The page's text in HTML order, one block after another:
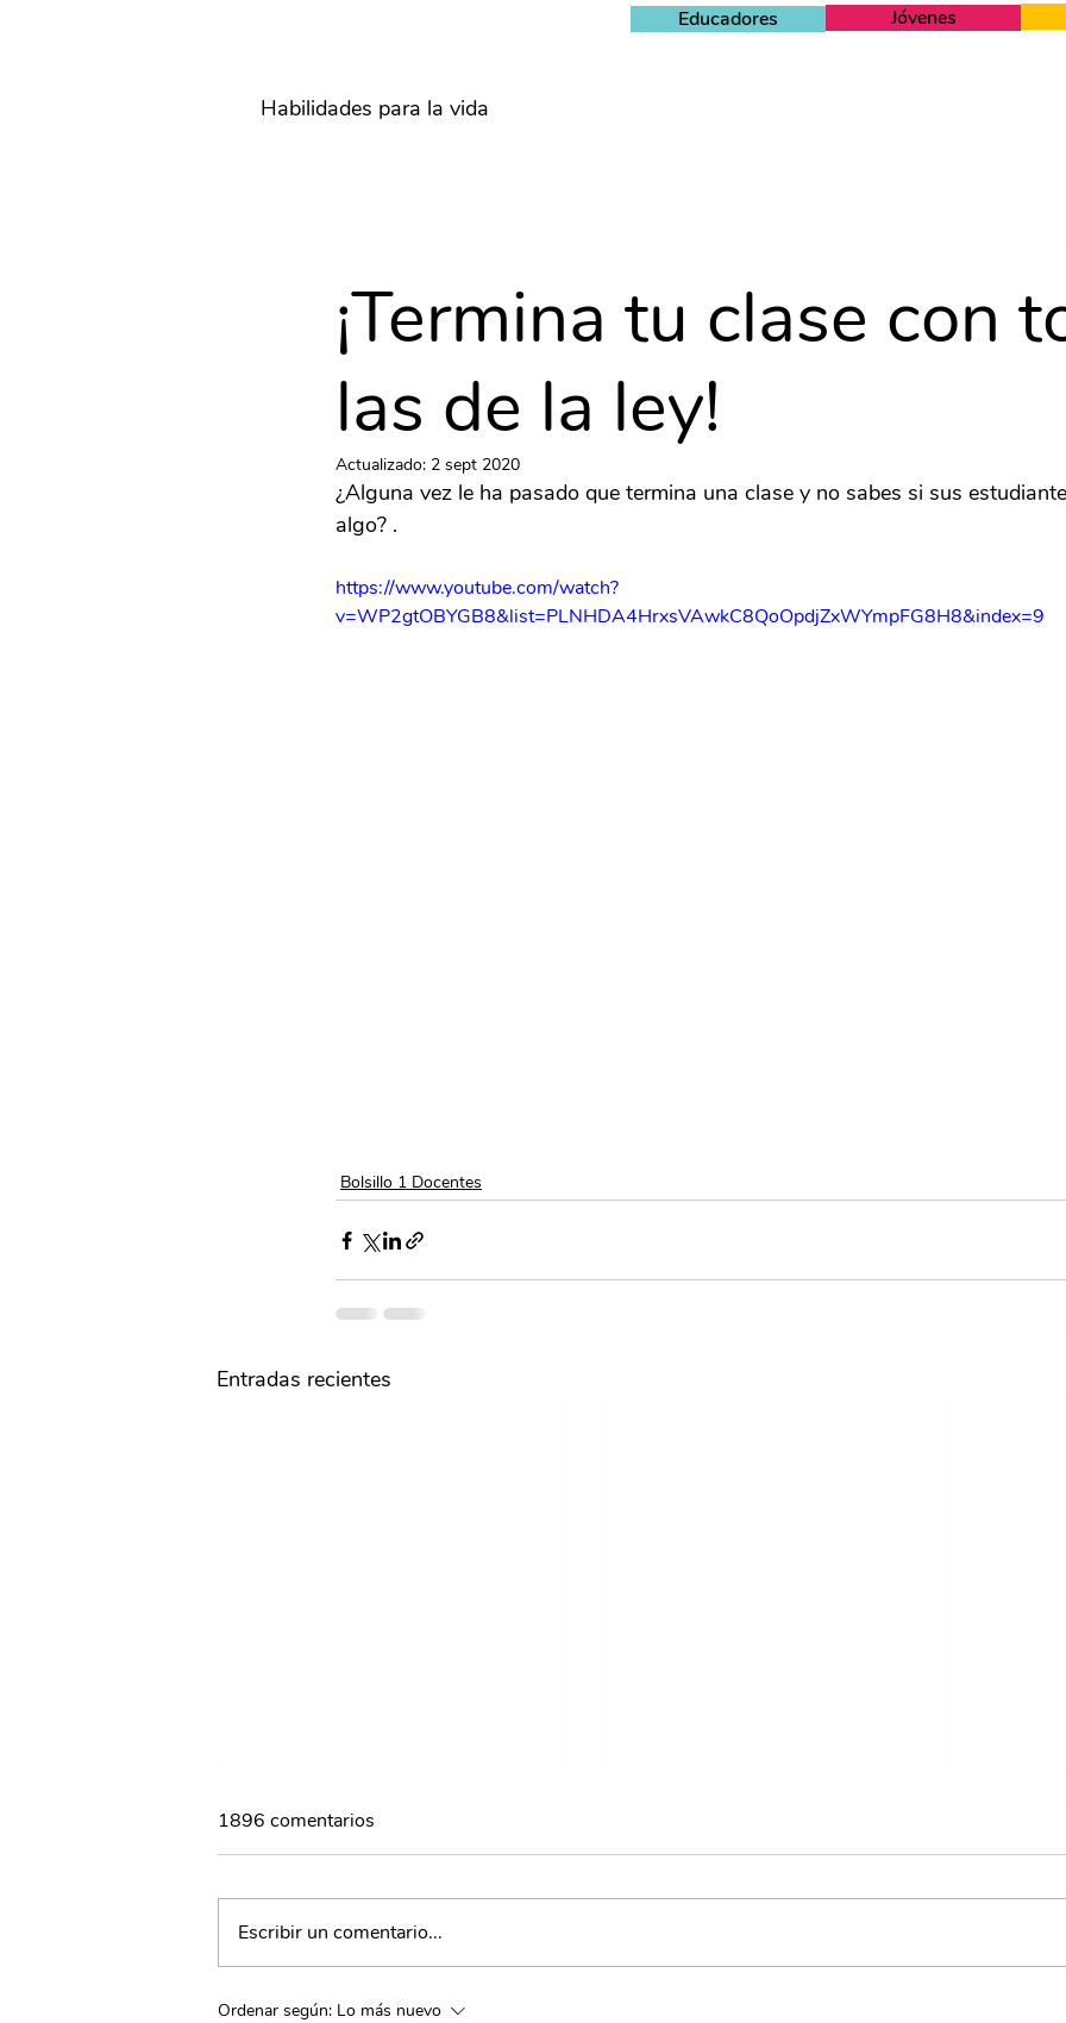
Habilidades para la vida
Educadores Jóvenes
¡Termina tu clase con
las de la ley!
Actualizado: 2 sept 2020
¿Alguna vez le ha pasado que termina una clase y no sabes si sus
algo? .
https://www.youtube.com/watch?
v=WP2gtOBYGB8&list=PLNHDA4HrxsVAwkC8QoOpdjZxWYmpFG8H8&index=9
Bolsillo 1 Docentes
Entradas recientes
¿Qué son las habilidades
1896 comentarios
Escribir un comentario...
Ordenar según: Lo más nuevo